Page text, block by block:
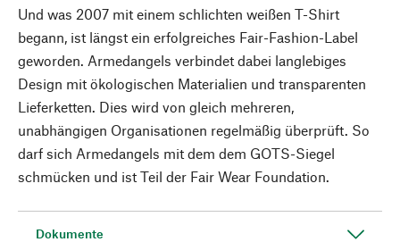
Und was 2007 mit einem schlichten weißen T-Shirt
begann, ist längst ein erfolgreiches Fair-Fashion-Label
geworden. Armedangels verbindet dabei langlebiges
Design mit ökologischen Materialien und transparenten
Lieferketten. Dies wird von gleich mehreren,
unabhängigen Organisationen regelmäßig überprüft. So
darf sich Armedangels mit dem dem GOTS-Siegel
schmücken und ist Teil der Fair Wear Foundation.
Dokumente